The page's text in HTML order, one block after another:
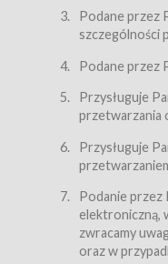
dnia 18 lipca
nieodpłatnie.
usługę
usługę
usługę
(Dz.U. z
Podane przez
szczególności
Podane przez
Przysługuje
przetwarzania
Przysługuje
Podanie przez
elektroniczną,
zwracamy
oraz w